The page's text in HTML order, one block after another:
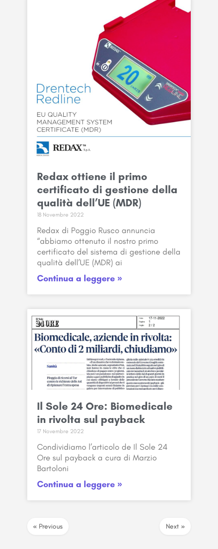
Redax ottiene il primo
certificato di gestione della
qualità dell’UE (MDR)
18 Novembre 2022
Redax di Poggio Rusco annuncia
“abbiamo ottenuto il nostro primo
certificato del sistema di gestione della
qualità dell’UE (MDR) ai
Continua a leggere »
Il Sole 24 Ore: Biomedicale
in rivolta sul payback
17 Novembre 2022
Condividiamo l’articolo de Il Sole 24
Ore sul payback a cura di Marzio
Bartoloni
Continua a leggere »
« Previous Next »